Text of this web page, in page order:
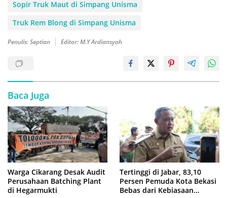
Sopir Truk Maut di Simpang Unisma
Truk Rem Blong di Simpang Unisma
Penulis: Septian Editor: M.Y Ardiansyah
Baca Juga
Warga Cikarang Desak Audit
Perusahaan Batching Plant
di Hegarmukti
Tertinggi di Jabar, 83,10
Persen Pemuda Kota Bekasi
Bebas dari Kebiasaan